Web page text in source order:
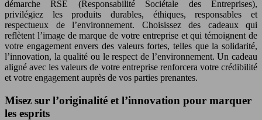
démarche RSE (Responsabilité Sociétale des Entreprises),
privilégiez les produits durables, éthiques, responsables et
respectueux de l’environnement. Choisissez des cadeaux qui
reflètent l’image de marque de votre entreprise et qui témoignent de
votre engagement envers des valeurs fortes, telles que la solidarité,
l’innovation, la qualité ou le respect de l’environnement. Un cadeau
aligné avec les valeurs de votre entreprise renforcera votre crédibilité
et votre engagement auprès de vos parties prenantes.
Misez sur l’originalité et l’innovation pour marquer
les esprits